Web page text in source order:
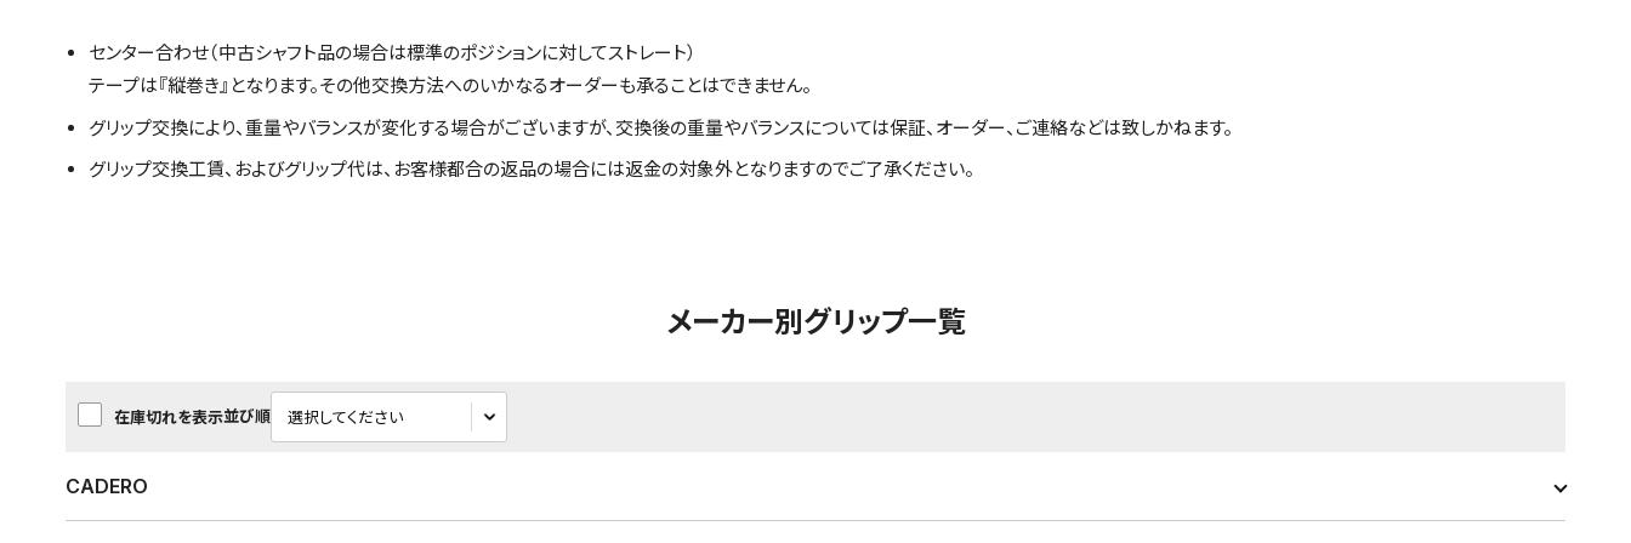
センター合わせ（中古シャフト品の場合は標準のポジションに対してストレート）
テープは『縦巻き』となります。その他交換方法へのいかなるオーダーも承ることはできません。
グリップ交換により、重量やバランスが変化する場合がございますが、交換後の重量やバランスについては保証、オーダー、ご連絡などは致しかねます。
グリップ交換工賃、およびグリップ代は、お客様都合の返品の場合には返金の対象外となりますのでご了承ください。
メーカー別グリップ一覧
在庫切れを表示並び順
CADERO